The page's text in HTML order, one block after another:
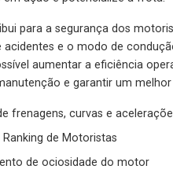
para a segurança dos
acidentes e o modo de
aumentar a eficiência
e garantir um
frenagens, curvas e
de Motoristas
de ociosidade do motor